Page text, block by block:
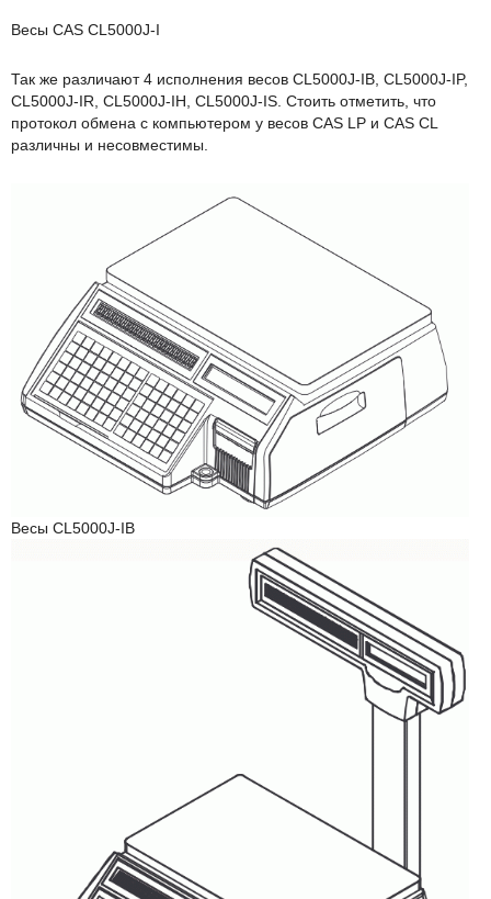
Весы CAS CL5000J-I
Так же различают 4 исполнения весов CL5000J-IB, CL5000J-IP,
CL5000J-IR, CL5000J-IH, CL5000J-IS. Стоить отметить, что
протокол обмена с компьютером у весов CAS LP и CAS CL
различны и несовместимы.
Весы CL5000J-IB